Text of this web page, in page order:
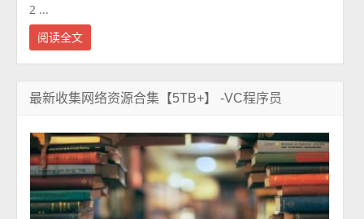
2 ...
阅读全文
最新收集网络资源合集【5TB+】 -VC程序员